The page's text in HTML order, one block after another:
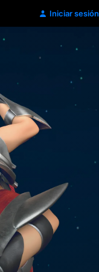
Iniciar sesión